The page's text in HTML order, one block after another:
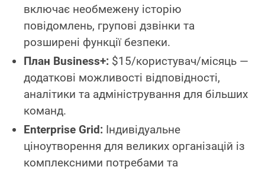
включає необмежену історію
повідомлень, групові дзвінки та
розширені функції безпеки.
План Business+: $15/користувач/місяць —
додаткові можливості відповідності,
аналітики та адміністрування для більших
команд.
Enterprise Grid: Індивідуальне
ціноутворення для великих організацій із
комплексними потребами та